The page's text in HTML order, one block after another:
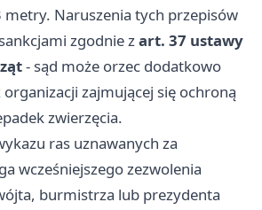
metry. Naruszenia tych przepisów
zgodnie zart. 37 ustawy
- sąd może orzec dodatkowo
organizacji zajmującej się ochroną
zwierzęcia.
ras uznawanych za
wcześniejszego zezwolenia
burmistrza lub prezydenta